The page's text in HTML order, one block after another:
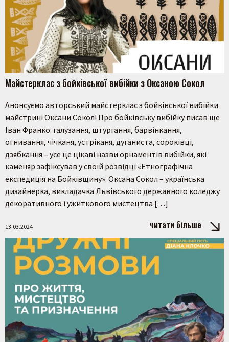
Майстерклас з бойківської вибійки з Оксаною Сокол
Анонсуємо авторський майстерклас з бойківської вибійки
майстрині Оксани Сокол! Про бойківську вибійку писав ще
Іван Франко: галузання, штургання, барвінкання,
огнивання, чічканя, устріканя, дуганиста, сороківці,
дзябкання – усе це цікаві назви орнаментів вибійки, які
каменяр зафіксував у своїй розвідці «Етнографічна
експедиція на Бойківщину». Оксана Сокол – українська
дизайнерка, викладачка Львівського державного коледжу
декоративного і ужиткового мистецтва […]
13.03.2024 читати більше